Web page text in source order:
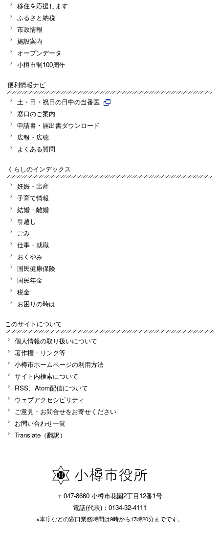
移住を応援します
ふるさと納税
市政情報
施設案内
オープンデータ
小樽市制100周年
便利情報ナビ
土・日・祝日の日中の当番医
窓口のご案内
申請書・届出書ダウンロード
広報・広聴
よくある質問
くらしのインデックス
妊娠・出産
子育て情報
結婚・離婚
引越し
ごみ
仕事・就職
おくやみ
国民健康保険
国民年金
税金
お困りの時は
このサイトについて
個人情報の取り扱いについて
著作権・リンク等
小樽市ホームページの利用方法
サイト内検索について
RSS、Atom配信について
ウェブアクセシビリティ
ご意見・お問合せをお寄せください
お問い合わせ一覧
Translate（翻訳）
〒047-8660 小樽市花園2丁目12番1号
電話(代表)：0134-32-4111
※本庁などの窓口業務時間は9時から17時20分までです。